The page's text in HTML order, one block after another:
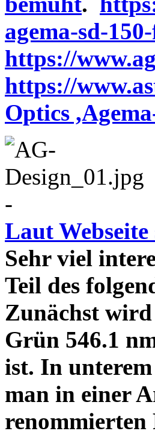
agema-sd-
https://
https://
Optics
-
Laut
Sehr viel
Teil des
Zunächst
Grün 546.1
ist. In
man in einer
renommierten